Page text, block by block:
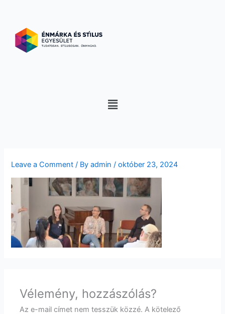
content
Menu
Leave a Comment / Byadmin/október 23, 2024
Vélemény, hozzászólás?
Az e-mail címet nem tesszük közzé. A kötelező